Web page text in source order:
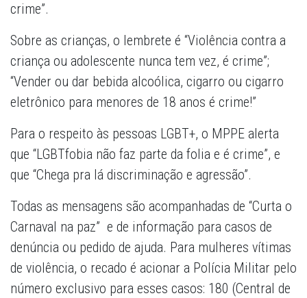
crime”.
Sobre as crianças, o lembrete é “Violência contra a
criança ou adolescente nunca tem vez, é crime”;
“Vender ou dar bebida alcoólica, cigarro ou cigarro
eletrônico para menores de 18 anos é crime!”
Para o respeito às pessoas LGBT+, o MPPE alerta
que “LGBTfobia não faz parte da folia e é crime”, e
que “Chega pra lá discriminação e agressão”.
Todas as mensagens são acompanhadas de “Curta o
Carnaval na paz” e de informação para casos de
denúncia ou pedido de ajuda. Para mulheres vítimas
de violência, o recado é acionar a Polícia Militar pelo
número exclusivo para esses casos: 180 (Central de